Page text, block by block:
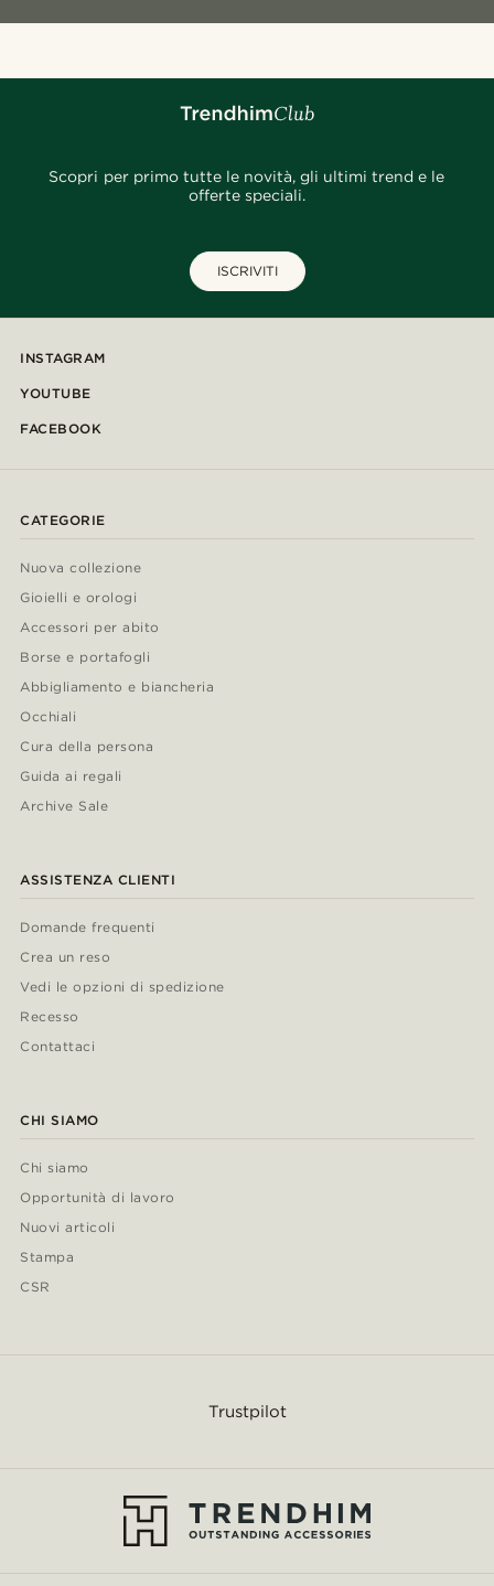
Scopri per primo tutte le novità, gli ultimi trend e le
offerte speciali.
ISCRIVITI
INSTAGRAM
YOUTUBE
FACEBOOK
CATEGORIE
Nuova collezione
Gioielli e orologi
Accessori per abito
Borse e portafogli
Abbigliamento e biancheria
Occhiali
Cura della persona
Guida ai regali
Archive Sale
ASSISTENZA CLIENTI
Domande frequenti
Crea un reso
Vedi le opzioni di spedizione
Recesso
Contattaci
CHI SIAMO
Chi siamo
Opportunità di lavoro
Nuovi articoli
Stampa
CSR
Trustpilot